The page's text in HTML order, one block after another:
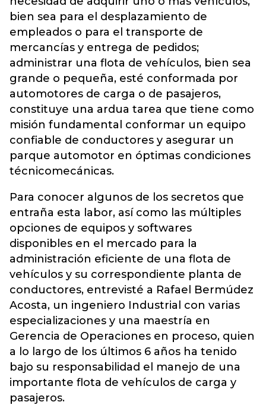
bien sea para el desplazamiento de
empleados o para el transporte de
mercancías y entrega de pedidos;
administrar una flota de vehículos, bien sea
grande o pequeña, esté conformada por
automotores de carga o de pasajeros,
constituye una ardua tarea que tiene como
misión fundamental conformar un equipo
confiable de conductores y asegurar un
parque automotor en óptimas condiciones
técnicomecánicas.
Para conocer algunos de los secretos que
entraña esta labor, así como las múltiples
opciones de equipos y softwares
disponibles en el mercado para la
administración eficiente de una flota de
vehículos y su correspondiente planta de
conductores, entrevisté a Rafael Bermúdez
Acosta, un ingeniero Industrial con varias
especializaciones y una maestría en
Gerencia de Operaciones en proceso, quien
a lo largo de los últimos 6 años ha tenido
bajo su responsabilidad el manejo de una
importante flota de vehículos de carga y
pasajeros.